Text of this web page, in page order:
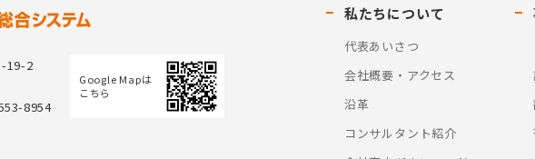
19-2
8954
Google Mapは
こちら
私たちについて
代表あいさつ
会社概要・アクセス
沿革
コンサルタント紹介